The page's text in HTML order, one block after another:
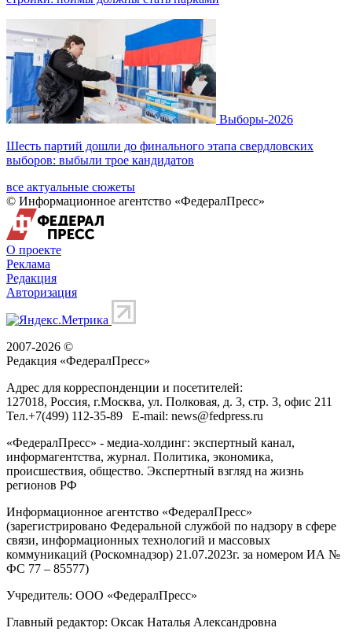
Выборы-2026
Шесть партий дошли до финального этапа свердловских
выборов: выбыли трое кандидатов
все актуальные сюжеты
© Информационное агентство «ФедералПресс»
О проекте
Реклама
Редакция
Авторизация
2007-2026 ©
Редакция «ФедералПресс»
Адрес для корреспонденции и посетителей:
127018, Россия, г.Москва, ул. Полковая, д. 3, стр. 3, офис 211
Тел.+7(499) 112-35-89 E-mail: news@fedpress.ru
«ФедералПресс» - медиа-холдинг: экспертный канал,
информагентства, журнал. Политика, экономика,
происшествия, общество. Экспертный взгляд на жизнь
регионов РФ
Информационное агентство «ФедералПресс»
(зарегистрировано Федеральной службой по надзору в сфере
связи, информационных технологий и массовых
коммуникаций (Роскомнадзор) 21.07.2023г. за номером ИА №
ФС 77 – 85577)
Учредитель: ООО «ФедералПресс»
Главный редактор: Оксак Наталья Александровна